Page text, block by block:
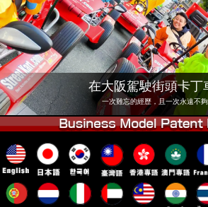
東京 品川 #1
東京 秋葉原 #2
東京 澀谷分店
東京 淺草
沖繩
在大阪駕駛街頭卡丁
一次難忘的經歷，且一次永遠不夠